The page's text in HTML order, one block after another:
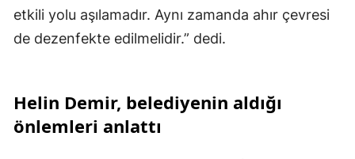
etkili yolu aşılamadır. Aynı zamanda ahır çevresi
de dezenfekte edilmelidir.” dedi.
Helin Demir, belediyenin aldığı
önlemleri anlattı